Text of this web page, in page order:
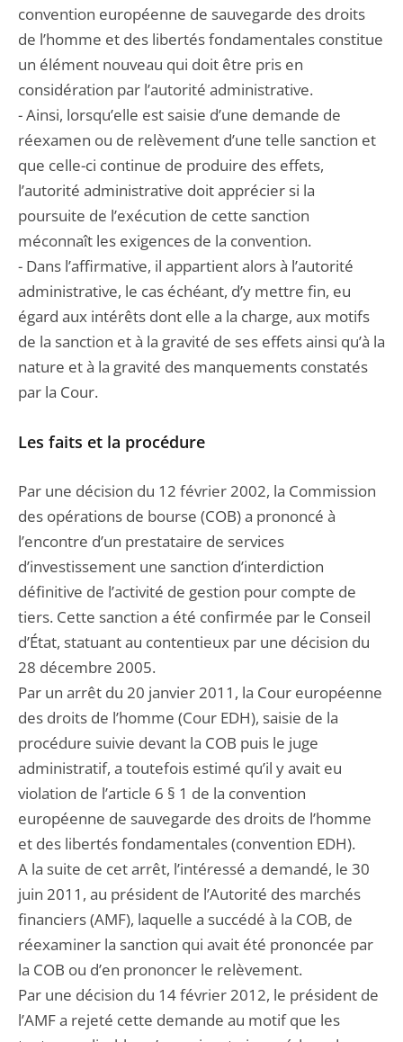
convention européenne de sauvegarde des droits
de l’homme et des libertés fondamentales constitue
un élément nouveau qui doit être pris en
considération par l’autorité administrative.
- Ainsi, lorsqu’elle est saisie d’une demande de
réexamen ou de relèvement d’une telle sanction et
que celle-ci continue de produire des effets,
l’autorité administrative doit apprécier si la
poursuite de l’exécution de cette sanction
méconnaît les exigences de la convention.
- Dans l’affirmative, il appartient alors à l’autorité
administrative, le cas échéant, d’y mettre fin, eu
égard aux intérêts dont elle a la charge, aux motifs
de la sanction et à la gravité de ses effets ainsi qu’à la
nature et à la gravité des manquements constatés
par la Cour.
Les faits et la procédure
Par une décision du 12 février 2002, la Commission
des opérations de bourse (COB) a prononcé à
l’encontre d’un prestataire de services
d’investissement une sanction d’interdiction
définitive de l’activité de gestion pour compte de
tiers. Cette sanction a été confirmée par le Conseil
d’État, statuant au contentieux par une décision du
28 décembre 2005.
Par un arrêt du 20 janvier 2011, la Cour européenne
des droits de l’homme (Cour EDH), saisie de la
procédure suivie devant la COB puis le juge
administratif, a toutefois estimé qu’il y avait eu
violation de l’article 6 § 1 de la convention
européenne de sauvegarde des droits de l’homme
et des libertés fondamentales (convention EDH).
A la suite de cet arrêt, l’intéressé a demandé, le 30
juin 2011, au président de l’Autorité des marchés
financiers (AMF), laquelle a succédé à la COB, de
réexaminer la sanction qui avait été prononcée par
la COB ou d’en prononcer le relèvement.
Par une décision du 14 février 2012, le président de
l’AMF a rejeté cette demande au motif que les